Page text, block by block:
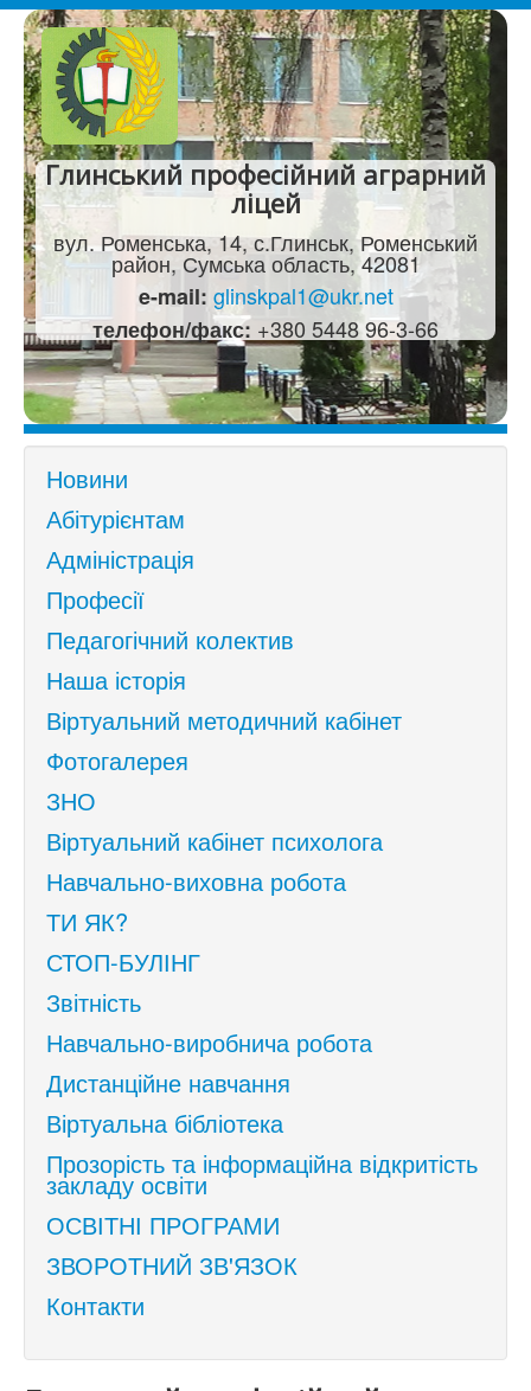
Глинський професійний аграрний
ліцей
вул. Роменська, 14, с.Глинськ, Роменський
район, Сумська область, 42081
e-mail: glinskpal1@ukr.net
телефон/факс: +380 5448 96-3-66
Новини
Абітурієнтам
Адміністрація
Професії
Педагогічний колектив
Наша історія
Віртуальний методичний кабінет
Фотогалерея
ЗНО
Віртуальний кабінет психолога
Навчально-виховна робота
ТИ ЯК?
СТОП-БУЛІНГ
Звітність
Навчально-виробнича робота
Дистанційне навчання
Віртуальна бібліотека
Прозорість та інформаційна відкритість
закладу освіти
ОСВІТНІ ПРОГРАМИ
ЗВОРОТНИЙ ЗВ'ЯЗОК
Контакти